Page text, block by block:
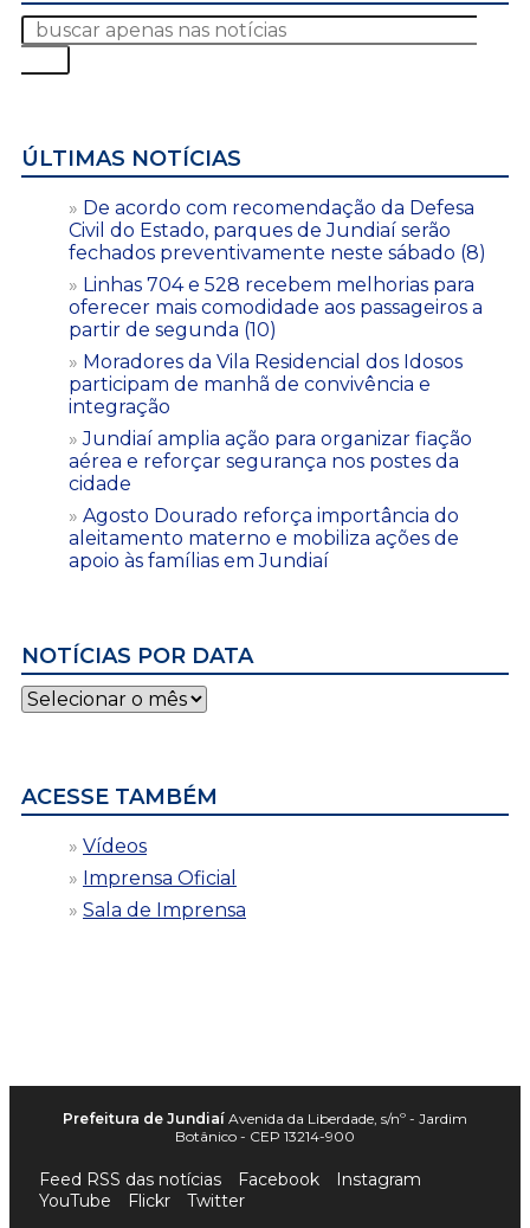
ÚLTIMAS NOTÍCIAS
De acordo com recomendação da Defesa
Civil do Estado, parques de Jundiaí serão
fechados preventivamente neste sábado (8)
Linhas 704 e 528 recebem melhorias para
oferecer mais comodidade aos passageiros a
partir de segunda (10)
Moradores da Vila Residencial dos Idosos
participam de manhã de convivência e
integração
Jundiaí amplia ação para organizar fiação
aérea e reforçar segurança nos postes da
cidade
Agosto Dourado reforça importância do
aleitamento materno e mobiliza ações de
apoio às famílias em Jundiaí
NOTÍCIAS POR DATA
Notícias
por
ACESSE TAMBÉM
Vídeos
Imprensa Oficial
Sala de Imprensa
Prefeitura de Jundiaí Avenida da Liberdade, s/nº - Jardim
Botânico - CEP 13214-900
Feed RSS das notícias Facebook
Instagram
YouTube
Flickr Twitter